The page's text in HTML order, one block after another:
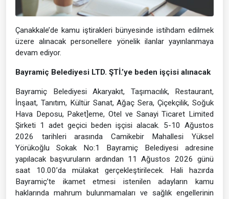
Çanakkale’de kamu iştirakleri bünyesinde istihdam edilmek
üzere alınacak personellere yönelik ilanlar yayınlanmaya
devam ediyor.
Bayramiç Belediyesi LTD. ŞTİ.’ye beden işçisi alınacak
Bayramiç Belediyesi Akaryakıt, Taşımacılık, Restaurant,
İnşaat, Tanıtım, Kültür Sanat, Ağaç Sera, Çiçekçilik, Soğuk
Hava Deposu, Paket]eme, Otel ve Sanayi Ticaret Limited
Şirketi 1 adet geçici beden işçisi alacak. 5-10 Ağustos
2026 tarihleri arasında Camikebir Mahallesi Yüksel
Yörükoğlu Sokak No:1 Bayramiç Belediyesi adresine
yapılacak başvuruların ardından 11 Ağustos 2026 günü
saat 10.00’da mülakat gerçekleştirilecek. Hali hazırda
Bayramiç’te ikamet etmesi istenilen adayların kamu
haklarında mahrum bulunmamaları ve sağlık engellerinin